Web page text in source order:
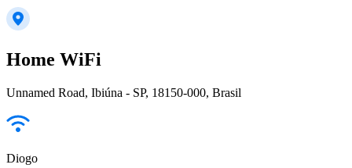
Home WiFi
Unnamed Road, Ibiúna - SP, 18150-000, Brasil
Diogo